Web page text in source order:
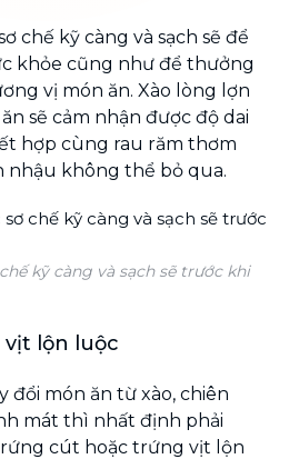
chế kỹ càng và sạch sẽ để
khỏe cũng như để thưởng
vị món ăn. Xào lòng lợn
sẽ cảm nhận được độ dai
hợp cùng rau răm thơm
nhậu không thể bỏ qua.
kỹ càng và sạch sẽ trước khi
lộn luộc
đổi món ăn từ xào, chiên
mát thì nhất định phải
cút hoặc trứng vịt lộn